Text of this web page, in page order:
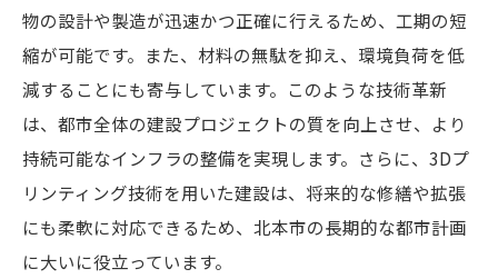
物の設計や製造が迅速かつ正確に行えるため、工期の短
縮が可能です。また、材料の無駄を抑え、環境負荷を低
減することにも寄与しています。このような技術革新
は、都市全体の建設プロジェクトの質を向上させ、より
持続可能なインフラの整備を実現します。さらに、3Dプ
リンティング技術を用いた建設は、将来的な修繕や拡張
にも柔軟に対応できるため、北本市の長期的な都市計画
に大いに役立っています。